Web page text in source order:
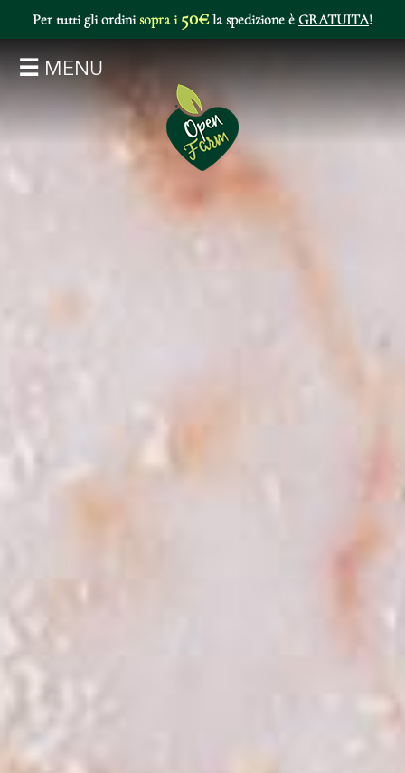
Per tutti gli ordinisopra i 50€la spedizione è GRATUITA!
MENU
HOME SHOP
CATEGORIE
RICETTE
I TUOI DATI
SUPPORTO
CARRELLO